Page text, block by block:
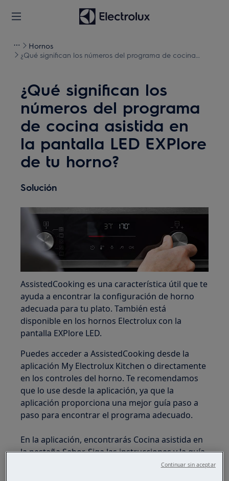
Hornos
¿Qué significan los números del programa de cocina
¿Qué significan los
números del programa
de cocina asistida en
la pantalla LED EXPlore
de tu horno?
Solución
AssistedCooking es una característica útil que te
ayuda a encontrar la configuración de horno
adecuada para tu plato. También está
disponible en los hornos Electrolux con la
pantalla EXPlore LED.
Puedes acceder a AssistedCooking desde la
aplicación My Electrolux Kitchen o directamente
en los controles del horno. Te recomendamos
que lo use desde la aplicación, ya que la
aplicación proporciona una mejor guía paso a
paso para encontrar el programa adecuado.
En la aplicación, encontrarás Cocina asistida en
la pestaña Sabor. Siga las instrucciones y la guía
paso a paso para hacer tus selecciones.Continuar sin aceptar